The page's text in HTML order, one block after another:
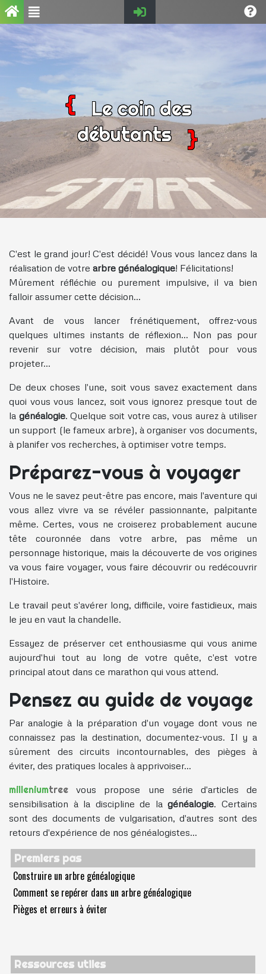
Le coin des
débutants
C'est le grand jour! C'est décidé! Vous vous lancez dans la
réalisation de votre arbre généalogique! Félicitations!
Mûrement réfléchie ou purement impulsive, il va bien
falloir assumer cette décision...
Avant de vous lancer frénétiquement, offrez-vous
quelques ultimes instants de réflexion... Non pas pour
revenir sur votre décision, mais plutôt pour vous
projeter...
De deux choses l'une, soit vous savez exactement dans
quoi vous vous lancez, soit vous ignorez presque tout de
la généalogie. Quelque soit votre cas, vous aurez à utiliser
un support (le fameux arbre), à organiser vos documents,
à planifer vos recherches, à optimiser votre temps.
Préparez-vous à voyager
Vous ne le savez peut-être pas encore, mais l'aventure qui
vous allez vivre va se révéler passionnante, palpitante
même. Certes, vous ne croiserez probablement aucune
tête couronnée dans votre arbre, pas même un
personnage historique, mais la découverte de vos origines
va vous faire voyager, vous faire découvrir ou redécouvrir
l'Histoire.
Le travail peut s'avérer long, difficile, voire fastidieux, mais
le jeu en vaut la chandelle.
Essayez de préserver cet enthousiasme qui vous anime
aujourd'hui tout au long de votre quête, c'est votre
principal atout dans ce marathon qui vous attend.
Pensez au guide de voyage
Par analogie à la préparation d'un voyage dont vous ne
connaissez pas la destination, documentez-vous. Il y a
sûrement des circuits incontournables, des pièges à
éviter, des pratiques locales à apprivoiser...
vous propose une série d'articles de
sensibilisation à la discipline de lagénéalogie. Certains
sont des documents de vulgarisation, d'autres sont des
retours d'expérience de nos généalogistes...
Premiers pas
Construire un arbre généalogique
Comment se repérer dans un arbre généalogique
Pièges et erreurs à éviter
Ressources utiles